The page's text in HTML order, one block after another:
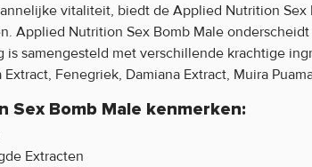
vitaliteit, biedt de Applied Nutrition Sex
Applied Nutrition Sex Bomb Male
is samengesteld met verschillende krachtige
Fenegriek, Damiana Extract, Muira
Sex Bomb Male kenmerken:
Extracten